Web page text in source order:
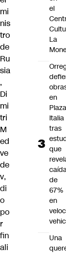
mi
nis
tro
de
Ru
sia
,
Di
mi
tri
M
ed
ve
de
v,
di
o
po
r
fin
ali
el
La
en
Plaza
Italia
tras
que
de
67%
en
Una